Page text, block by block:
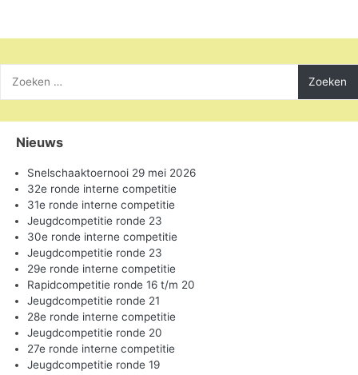
naar:
Nieuws
Snelschaaktoernooi 29 mei 2026
32e ronde interne competitie
31e ronde interne competitie
Jeugdcompetitie ronde 23
30e ronde interne competitie
Jeugdcompetitie ronde 23
29e ronde interne competitie
Rapidcompetitie ronde 16 t/m 20
Jeugdcompetitie ronde 21
28e ronde interne competitie
Jeugdcompetitie ronde 20
27e ronde interne competitie
Jeugdcompetitie ronde 19